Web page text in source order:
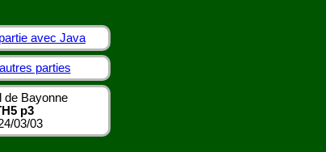
avec Java
parties
de Bayonne
p3
03/03